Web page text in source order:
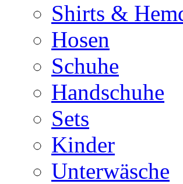
Shirts &
Hosen
Schuhe
Handschuhe
Sets
Kinder
Unterwäsche